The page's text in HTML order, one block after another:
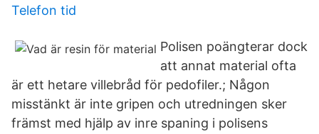
Telefon tid
Polisen poängterar dock
att annat material ofta
är ett hetare villebråd för pedofiler.; Någon
misstänkt är inte gripen och utredningen sker
främst med hjälp av inre spaning i polisens